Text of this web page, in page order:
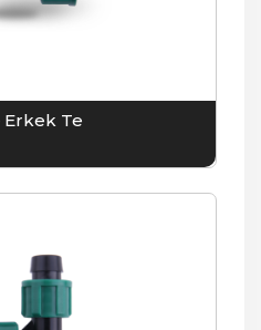
Erkek Te